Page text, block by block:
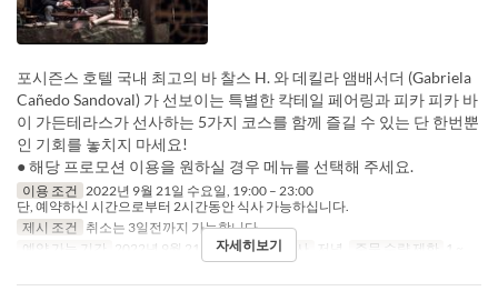
포시즌스 호텔 국내 최고의 바 찰스 H. 와 데킬라 앰배서더 (Gabriela
Cañedo Sandoval) 가 선보이는 특별한 칵테일 페어링과 피카 피카 바
이 가든테라스가 선사하는 5가지 코스를 함께 즐길 수 있는 단 한번뿐
인 기회를 놓치지 마세요!
● 해당 프로모션 이용을 원하실 경우 메뉴를 선택해 주세요.
이용 조건
2022년 9월 21일 수요일, 19:00 – 23:00
단, 예약하신 시간으로부터 2시간동안 식사 가능하십니다.
제시 조건
취소는 3일전까지 가능합니다.
예약 가능 기간
2022년 9월 21일 요일 수 식사 저녁 주문 수량 제한 1 ~
자세히보기